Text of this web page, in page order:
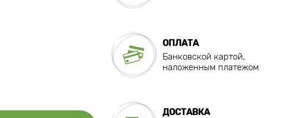
ОПЛАТА
Банковской картой,
наложенным платежом
ДОСТАВКА